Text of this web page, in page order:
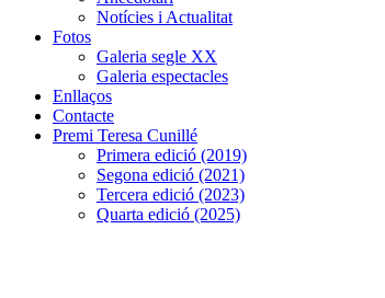
Notícies i Actualitat
Fotos
Galeria segle XX
Galeria espectacles
Enllaços
Contacte
Premi Teresa Cunillé
Primera edició (2019)
Segona edició (2021)
Tercera edició (2023)
Quarta edició (2025)